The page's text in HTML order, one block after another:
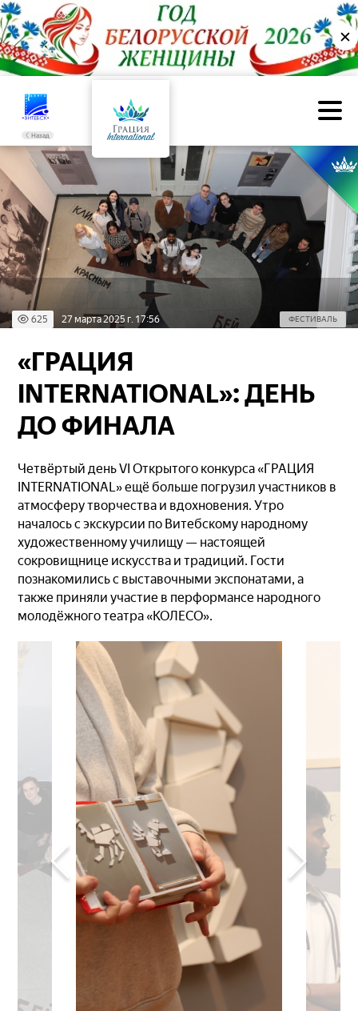
✕
Назад
625 27 марта 2025 г. 17:56 ФЕСТИВАЛЬ
«ГРАЦИЯ
INTERNATIONAL»: ДЕНЬ
ДО ФИНАЛА
Четвёртый день VI Открытого конкурса «ГРАЦИЯ
INTERNATIONAL» ещё больше погрузил участников в
атмосферу творчества и вдохновения. Утро
началось с экскурсии по Витебскому народному
художественному училищу — настоящей
сокровищнице искусства и традиций. Гости
познакомились с выставочными экспонатами, а
также приняли участие в перформансе народного
молодёжного театра «КОЛЕСО».